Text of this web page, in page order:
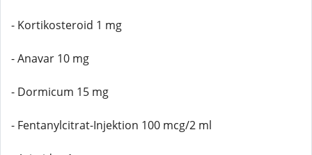
- Kortikosteroid 1 mg
- Anavar 10 mg
- Dormicum 15 mg
- Fentanylcitrat-Injektion 100 mcg/2 ml